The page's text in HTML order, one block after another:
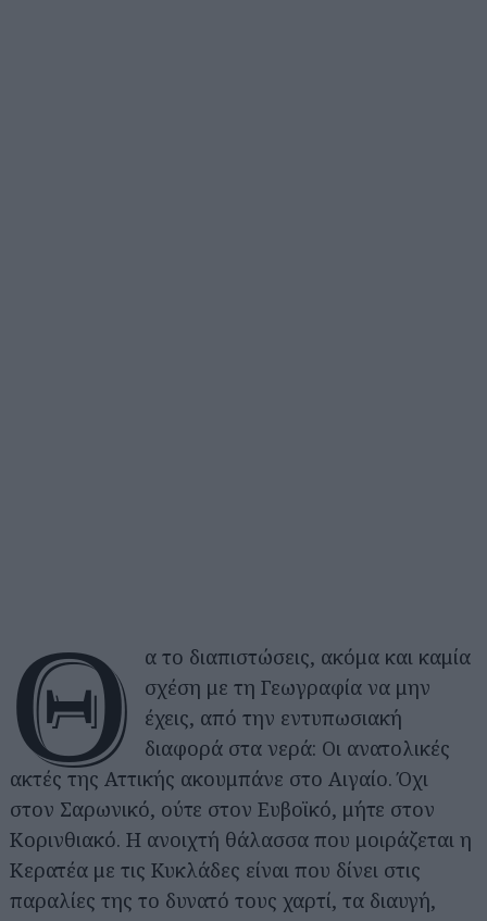
Θ
α το διαπιστώσεις, ακόμα και καμία
σχέση με τη Γεωγραφία να μην
έχεις, από την εντυπωσιακή
διαφορά στα νερά: Οι ανατολικές
ακτές της Αττικής ακουμπάνε στο Αιγαίο. Όχι
στον Σαρωνικό, ούτε στον Ευβοϊκό, μήτε στον
Κορινθιακό. Η ανοιχτή θάλασσα που μοιράζεται η
Κερατέα με τις Κυκλάδες είναι που δίνει στις
παραλίες της το δυνατό τους χαρτί, τα διαυγή,